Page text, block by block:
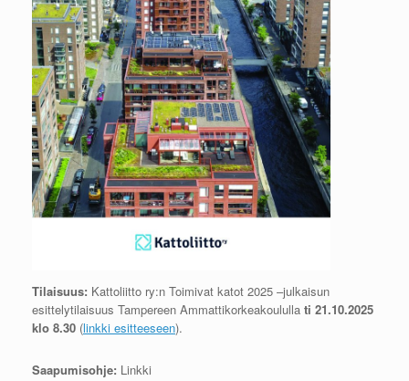
Tilaisuus: Kattoliitto ry:n Toimivat katot 2025 –julkaisun
esittelytilaisuus Tampereen Ammattikorkeakoululla ti 21.10.2025
klo 8.30 (linkki esitteeseen).
Saapumisohje: Linkki